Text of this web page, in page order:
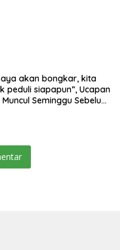
akan bongkar, kita
peduli siapapun”, Ucapan
Muncul Seminggu Sebelum